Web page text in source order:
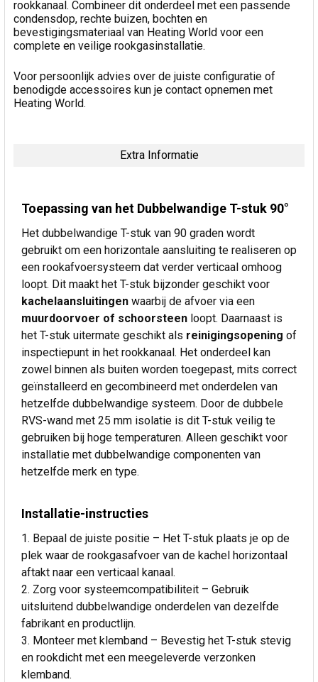
rookkanaal. Combineer dit onderdeel met een passende
condensdop, rechte buizen, bochten en
bevestigingsmateriaal van Heating World voor een
complete en veilige rookgasinstallatie.
Voor persoonlijk advies over de juiste configuratie of
benodigde accessoires kun je contact opnemen met
Heating World.
Extra Informatie
Toepassing van het Dubbelwandige T-stuk 90°
Het dubbelwandige T-stuk van 90 graden wordt
gebruikt om een horizontale aansluiting te realiseren op
een rookafvoersysteem dat verder verticaal omhoog
loopt. Dit maakt het T-stuk bijzonder geschikt voor
kachelaansluitingenwaarbij de afvoer via een
muurdoorvoer of schoorsteenloopt. Daarnaast is
het T-stuk uitermate geschikt als reinigingsopening of
inspectiepunt in het rookkanaal. Het onderdeel kan
zowel binnen als buiten worden toegepast, mits correct
geïnstalleerd en gecombineerd met onderdelen van
hetzelfde dubbelwandige systeem. Door de dubbele
RVS-wand met 25 mm isolatie is dit T-stuk veilig te
gebruiken bij hoge temperaturen. Alleen geschikt voor
installatie met dubbelwandige componenten van
hetzelfde merk en type.
Installatie-instructies
Bepaal de juiste positie – Het T-stuk plaats je op de
plek waar de rookgasafvoer van de kachel horizontaal
aftakt naar een verticaal kanaal.
Zorg voor systeemcompatibiliteit – Gebruik
uitsluitend dubbelwandige onderdelen van dezelfde
fabrikant en productlijn.
Monteer met klemband – Bevestig het T-stuk stevig
en rookdicht met een meegeleverde verzonken
klemband.